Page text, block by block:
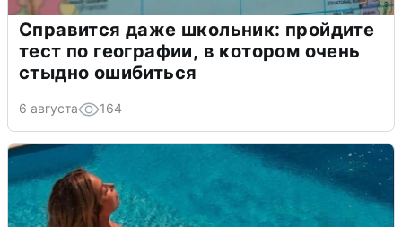
Справится даже школьник: пройдите
тест по географии, в котором очень
стыдно ошибиться
6 августа 164